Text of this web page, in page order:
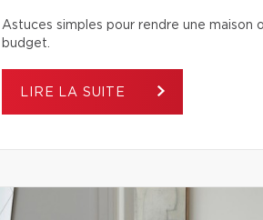
Astuces simples pour rendre une maison
budget.
LIRE LA SUITE